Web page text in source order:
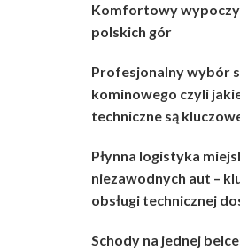
Komfortowy
polskich gór
Profesjonalny wybór
kominowego czyli
techniczne są
Płynna logistyka
niezawodnych aut –
obsługi technicznej
Schody na jednej